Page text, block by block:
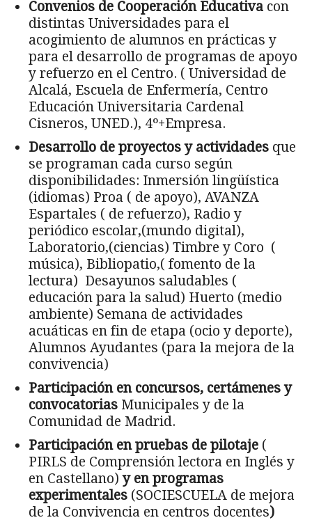
Convenios de Cooperación Educativa con
distintas Universidades para el
acogimiento de alumnos en prácticas y
para el desarrollo de programas de apoyo
y refuerzo en el Centro. ( Universidad de
Alcalá, Escuela de Enfermería, Centro
Educación Universitaria Cardenal
Cisneros, UNED.), 4º+Empresa.
Desarrollo de proyectos y actividades que
se programan cada curso según
disponibilidades: Inmersión lingüística
(idiomas) Proa ( de apoyo), AVANZA
Espartales ( de refuerzo), Radio y
periódico escolar,(mundo digital),
Laboratorio,(ciencias) Timbre y Coro (
música), Bibliopatio,( fomento de la
lectura) Desayunos saludables (
educación para la salud) Huerto (medio
ambiente) Semana de actividades
acuáticas en fin de etapa (ocio y deporte),
Alumnos Ayudantes (para la mejora de la
convivencia)
Participación en concursos, certámenes y
convocatorias Municipales y de la
Comunidad de Madrid.
Participación en pruebas de pilotaje (
PIRLS de Comprensión lectora en Inglés y
en Castellano) y en programas
experimentales (SOCIESCUELA de mejora
de la Convivencia en centros docentes)